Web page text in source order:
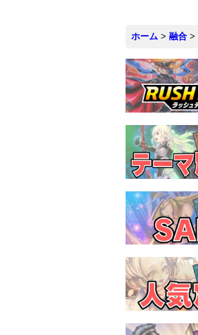
ホーム > 融合 >